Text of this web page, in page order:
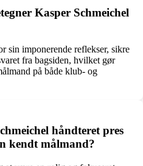
Kasper Schmeichel
sin imponerende reflekser, sikre
fra bagsiden, hvilket gør
på både klub- og
håndteret pres
kendt målmand?